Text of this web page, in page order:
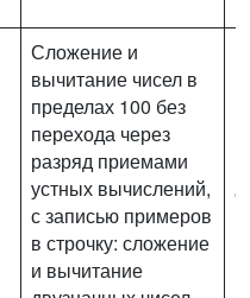
Сложение и
вычитание чисел в
пределах 100 без
перехода через
разряд приемами
устных вычислений,
с записью примеров
в строчку: сложение
и вычитание